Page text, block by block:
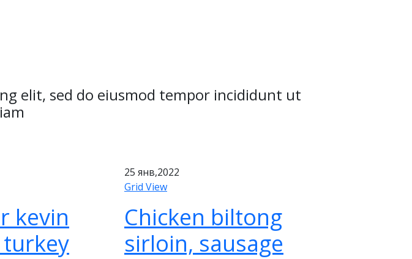
elit, sed do eiusmod tempor incididunt ut
kevin
25 янв,2022
Grid View
Chicken biltong
sirloin, sausage